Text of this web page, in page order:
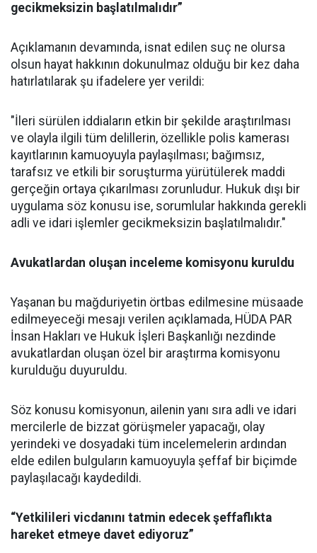
gecikmeksizin başlatılmalıdır”
Açıklamanın devamında, isnat edilen suç ne olursa
olsun hayat hakkının dokunulmaz olduğu bir kez daha
hatırlatılarak şu ifadelere yer verildi:
"İleri sürülen iddiaların etkin bir şekilde araştırılması
ve olayla ilgili tüm delillerin, özellikle polis kamerası
kayıtlarının kamuoyuyla paylaşılması; bağımsız,
tarafsız ve etkili bir soruşturma yürütülerek maddi
gerçeğin ortaya çıkarılması zorunludur. Hukuk dışı bir
uygulama söz konusu ise, sorumlular hakkında gerekli
adli ve idari işlemler gecikmeksizin başlatılmalıdır."
Avukatlardan oluşan inceleme komisyonu kuruldu
Yaşanan bu mağduriyetin örtbas edilmesine müsaade
edilmeyeceği mesajı verilen açıklamada, HÜDA PAR
İnsan Hakları ve Hukuk İşleri Başkanlığı nezdinde
avukatlardan oluşan özel bir araştırma komisyonu
kurulduğu duyuruldu.
Söz konusu komisyonun, ailenin yanı sıra adli ve idari
mercilerle de bizzat görüşmeler yapacağı, olay
yerindeki ve dosyadaki tüm incelemelerin ardından
elde edilen bulguların kamuoyuyla şeffaf bir biçimde
paylaşılacağı kaydedildi.
“Yetkilileri vicdanını tatmin edecek şeffaflıkta
hareket etmeye davet ediyoruz”